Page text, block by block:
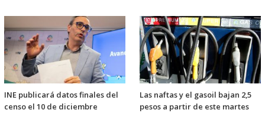
INE publicará datos finales del
censo el 10 de diciembre
Las naftas y el gasoil bajan 2,5
pesos a partir de este martes